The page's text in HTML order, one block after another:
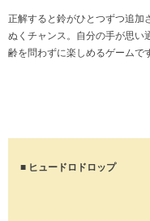
正解すると鈴がひとつずつ追加
ぬくチャンス。自分の手が思い
齢を問わずに楽しめるゲームで
■ ヒュードロドロップ